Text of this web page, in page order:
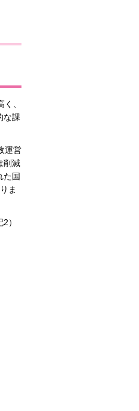
、
な課
運営
削減
た国
ま
）